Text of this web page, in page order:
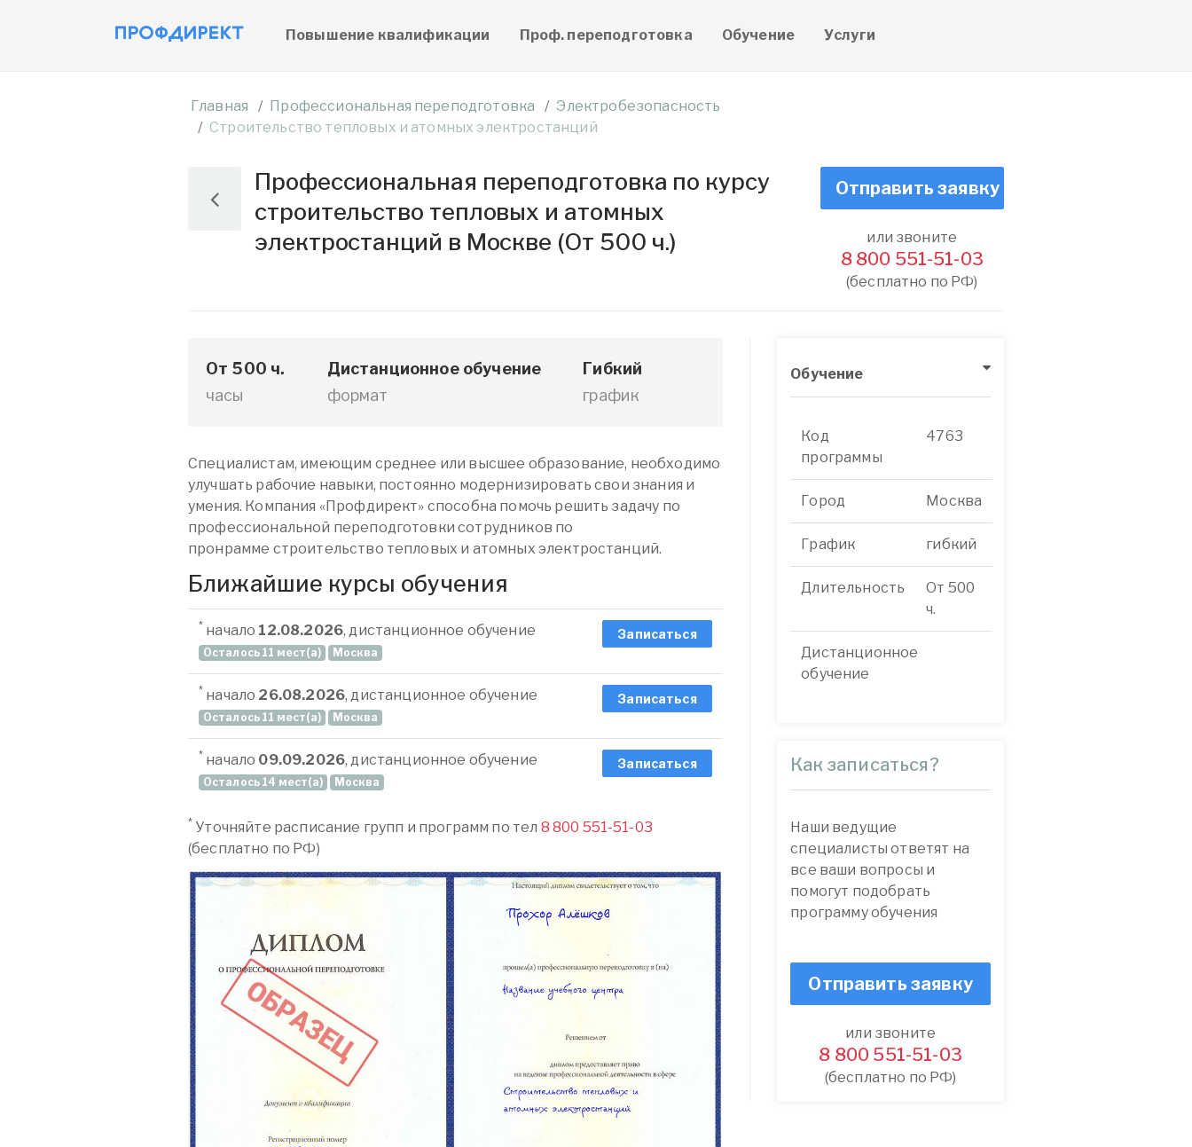
Повышение квалификации Проф. переподготовка Обучение Услуги
Главная Профессиональная переподготовка
Электробезопасность
Строительство тепловых и атомных электростанций
Профессиональная переподготовка по курсу
строительство тепловых и атомных
электростанций в Москве (От 500 ч.)
Отправить заявку
или звоните
8 800 551-51-03
(бесплатно по РФ)
От 500 ч.
часы
Дистанционное обучение
формат
Гибкий
график
Специалистам, имеющим среднее или высшее образование, необходимо
улучшать рабочие навыки, постоянно модернизировать свои знания и
умения. Компания «Профдирект» способна помочь решить задачу по
профессиональной переподготовки сотрудников по
пронрамме строительство тепловых и атомных электростанций.
Ближайшие курсы обучения
* начало 12.08.2026, дистанционное обучение
Осталось 11 мест(а) Москва
Записаться
* начало 26.08.2026, дистанционное обучение
Осталось 11 мест(а) Москва
Записаться
* начало 09.09.2026, дистанционное обучение
Осталось 14 мест(а) Москва
Записаться
* Уточняйте расписание групп и программ по тел 8 800 551-51-03
(бесплатно по РФ)
Обучение
Код
программы
4763
Город Москва
График гибкий
Длительность
От 500
ч.
Дистанционное
обучение
Как записаться?
Наши ведущие
специалисты ответят на
все ваши вопросы и
помогут подобрать
программу обучения
Отправить заявку
или звоните
8 800 551-51-03
(бесплатно по РФ)